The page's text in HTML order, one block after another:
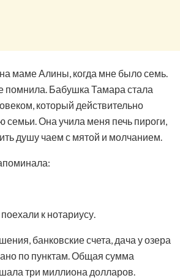
маме Алины, когда мне было семь.
помнила. Бабушка Тамара стала
который действительно
семьи. Она учила меня печь пироги,
душу чаем с мятой и молчанием.
к нотариусу.
банковские счета, дача у озера
по пунктам. Общая сумма
три миллиона долларов.